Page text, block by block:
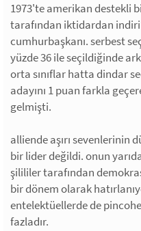
1973'te amerikan destekli
tarafından iktidardan
cumhurbaşkanı. serbest
yüzde 36 ile seçildiğinde
orta sınıflar hatta dindar
adayını 1 puan farkla
gelmişti.
alliende aşırı sevenlerinin
bir lider değildi. onun
şilililer tarafından
bir dönem olarak
entelektüellerde de
fazladır.